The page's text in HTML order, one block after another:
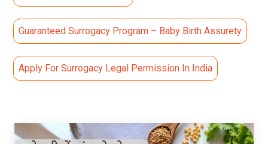
Guaranteed Surrogacy Program – Baby Birth Assurety
Apply For Surrogacy Legal Permission In India